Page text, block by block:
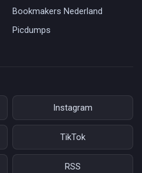
Bookmakers Nederland
Picdumps
Instagram
TikTok
RSS